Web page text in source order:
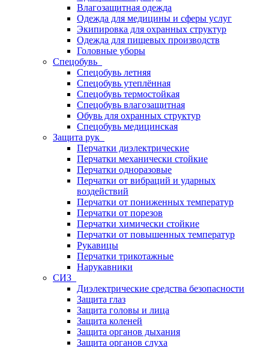
Влагозащитная одежда
Одежда для медицины и сферы услуг
Экипировка для охранных структур
Одежда для пищевых производств
Головные уборы
Спецобувь
Спецобувь летняя
Спецобувь утеплённая
Спецобувь термостойкая
Спецобувь влагозащитная
Обувь для охранных структур
Спецобувь медицинская
Защита рук
Перчатки диэлектрические
Перчатки механически стойкие
Перчатки одноразовые
Перчатки от вибраций и ударных
воздействий
Перчатки от пониженных температур
Перчатки от порезов
Перчатки химически стойкие
Перчатки от повышенных температур
Рукавицы
Перчатки трикотажные
Нарукавники
СИЗ
Диэлектрические средства безопасности
Защита глаз
Защита головы и лица
Защита коленей
Защита органов дыхания
Защита органов слуха